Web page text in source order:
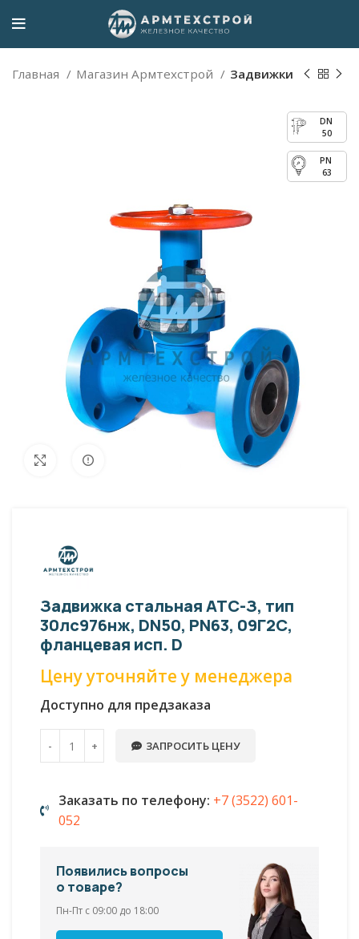
Главная Магазин Армтехстрой Задвижки
50
63
УвеличитьВнешний вид изделия может отличаться
от фото представленных на странице!
Задвижка стальная АТС-З, тип
30лс976нж, DN50, PN63, 09Г2С,
фланцевая исп. D
Цену уточняйте у менеджера
Доступно для предзаказа
ЗАПРОСИТЬ ЦЕНУ
Заказать по телефону: +7 (3522) 601-
052
Появились вопросы
о товаре?
Пн-Пт с 09:00 до 18:00